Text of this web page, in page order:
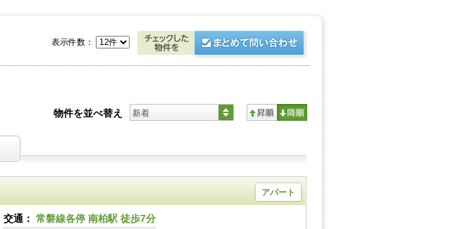
表示件数：
物件を並べ替え 新着
アパート
交通： 常磐線各停 南柏駅 徒歩7分